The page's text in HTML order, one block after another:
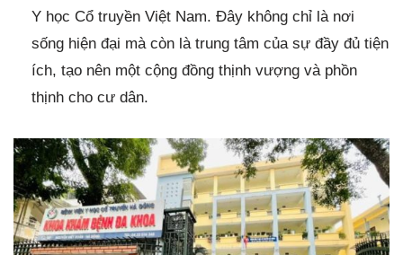
Y học Cổ truyền Việt Nam. Đây không chỉ là nơi
sống hiện đại mà còn là trung tâm của sự đầy đủ tiện
ích, tạo nên một cộng đồng thịnh vượng và phồn
thịnh cho cư dân.